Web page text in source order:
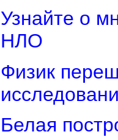
Узнайте о
НЛО
Физик
Белая